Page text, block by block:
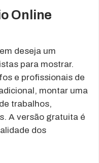
Online
deseja um
para mostrar.
e profissionais de
montar uma
trabalhos,
A versão gratuita é
dos